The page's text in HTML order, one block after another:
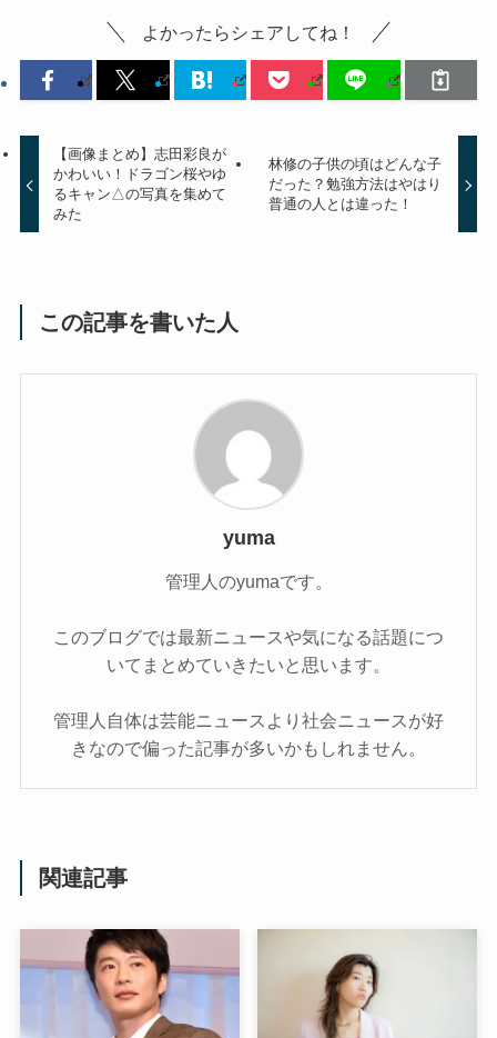
よかったらシェアしてね！
【画像まとめ】志田彩良が
かわいい！ドラゴン桜やゆ
るキャン△の写真を集めて
みた
林修の子供の頃はどんな子
だった？勉強方法はやはり
普通の人とは違った！
この記事を書いた人
yuma
管理人のyumaです。
このブログでは最新ニュースや気になる話題につ
いてまとめていきたいと思います。
管理人自体は芸能ニュースより社会ニュースが好
きなので偏った記事が多いかもしれません。
関連記事